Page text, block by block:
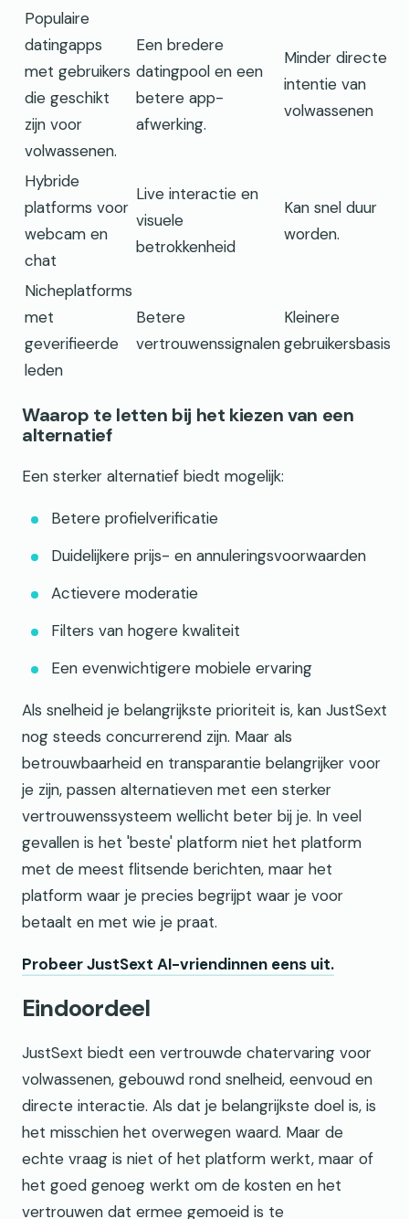
Populaire
datingapps
met gebruikers
die geschikt
zijn voor
volwassenen.
Een bredere
datingpool en een
betere app-
afwerking.
Minder directe
intentie van
volwassenen
Hybride
platforms voor
webcam en
chat
Live interactie en
visuele
betrokkenheid
Kan snel duur
worden.
Nicheplatforms
met
geverifieerde
leden
Betere
vertrouwenssignalen
Kleinere
gebruikersbasis
Waarop te letten bij het kiezen van een
alternatief
Een sterker alternatief biedt mogelijk:
Betere profielverificatie
Duidelijkere prijs- en annuleringsvoorwaarden
Actievere moderatie
Filters van hogere kwaliteit
Een evenwichtigere mobiele ervaring
Als snelheid je belangrijkste prioriteit is, kan JustSext
nog steeds concurrerend zijn. Maar als
betrouwbaarheid en transparantie belangrijker voor
je zijn, passen alternatieven met een sterker
vertrouwenssysteem wellicht beter bij je. In veel
gevallen is het 'beste' platform niet het platform
met de meest flitsende berichten, maar het
platform waar je precies begrijpt waar je voor
betaalt en met wie je praat.
Probeer JustSext AI-vriendinnen eens uit.
Eindoordeel
JustSext biedt een vertrouwde chatervaring voor
volwassenen, gebouwd rond snelheid, eenvoud en
directe interactie. Als dat je belangrijkste doel is, is
het misschien het overwegen waard. Maar de
echte vraag is niet of het platform werkt, maar of
het goed genoeg werkt om de kosten en het
vertrouwen dat ermee gemoeid is te